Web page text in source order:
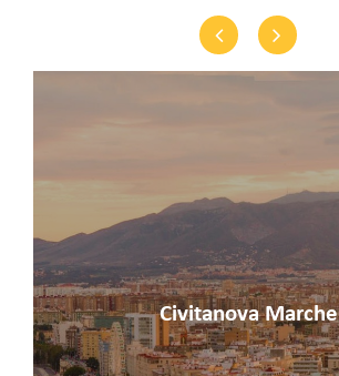
Civitanova Marche
PreviousNext